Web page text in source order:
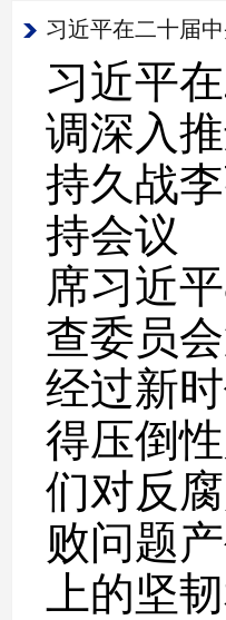
习近平
调深入
持久战
持会议
席习近
查委员
经过新
得压倒
们对反
败问题
上的坚